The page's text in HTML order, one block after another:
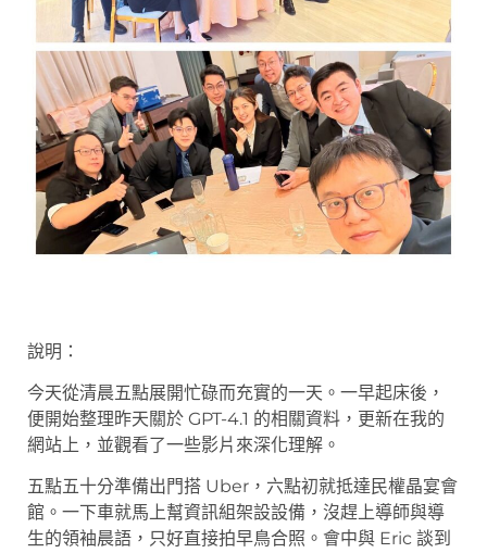
說明：
今天從清晨五點展開忙碌而充實的一天。一早起床後，
便開始整理昨天關於 GPT-4.1 的相關資料，更新在我的
網站上，並觀看了一些影片來深化理解。
五點五十分準備出門搭 Uber，六點初就抵達民權晶宴會
館。一下車就馬上幫資訊組架設設備，沒趕上導師與導
生的領袖晨語，只好直接拍早鳥合照。會中與 Eric 談到